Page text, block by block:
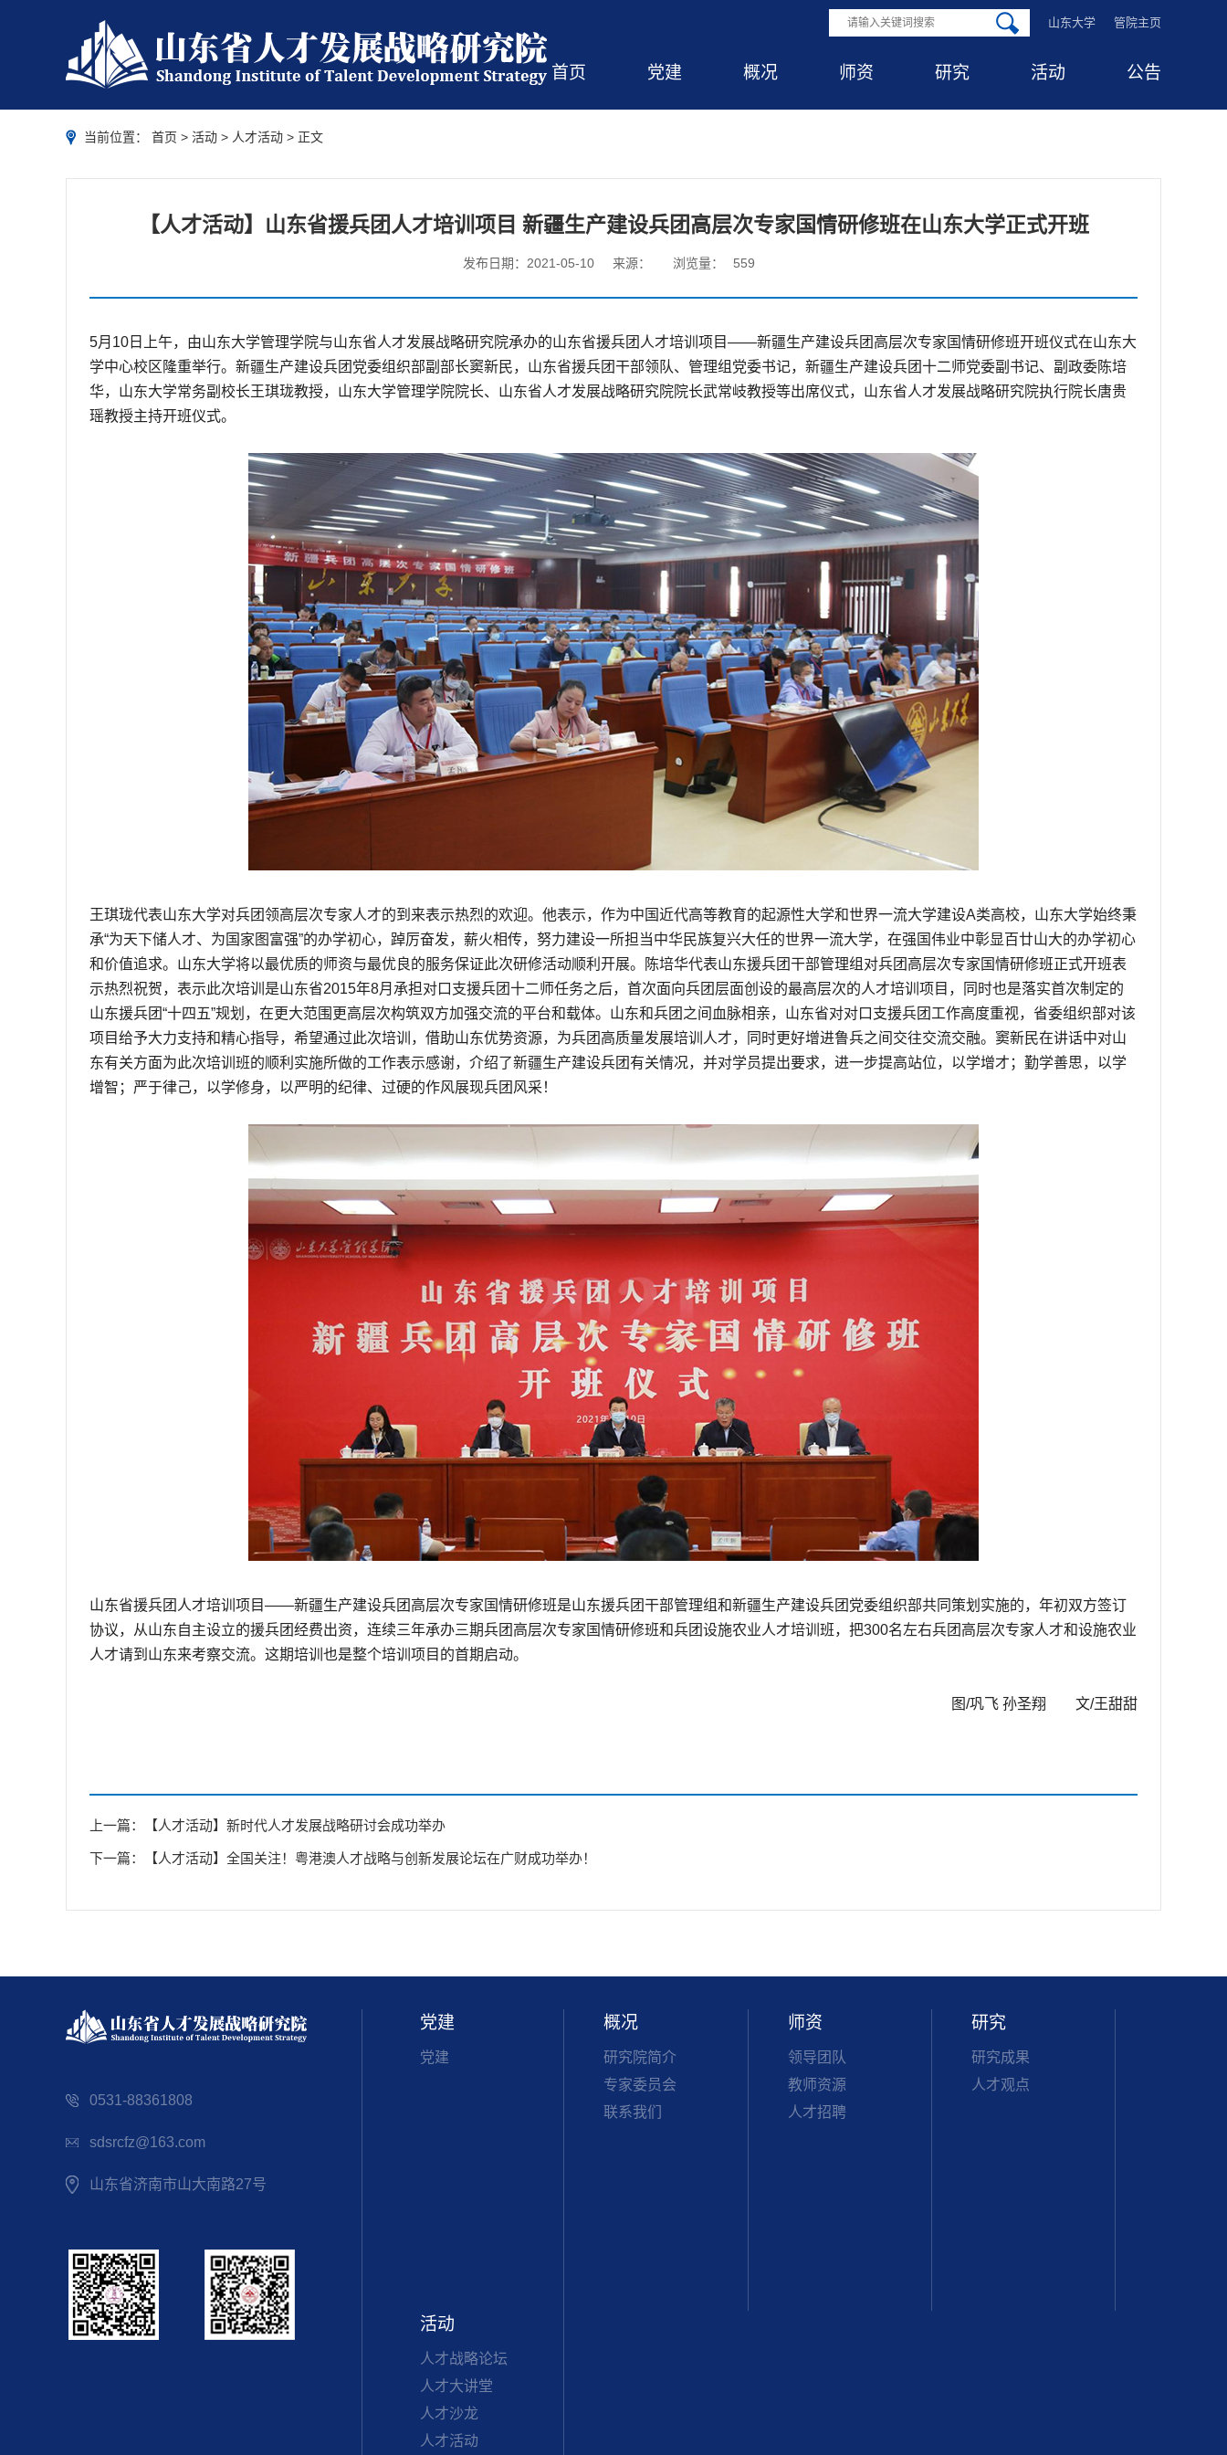
山东大学 管院主页
首页 党建 概况 师资 研究 活动 公告
当前位置： 首页 > 活动 > 人才活动 > 正文
【人才活动】山东省援兵团人才培训项目 新疆生产建设兵团高层次专家国情研修班在山东大学正式开班
发布日期：2021-05-10 来源： 浏览量： 559
5月10日上午，由山东大学管理学院与山东省人才发展战略研究院承办的山东省援兵团人才培训项目——新疆生产建设兵团高层次专家国情研修班开班仪式在山东大
学中心校区隆重举行。新疆生产建设兵团党委组织部副部长窦新民，山东省援兵团干部领队、管理组党委书记，新疆生产建设兵团十二师党委副书记、副政委陈培
华，山东大学常务副校长王琪珑教授，山东大学管理学院院长、山东省人才发展战略研究院院长武常岐教授等出席仪式，山东省人才发展战略研究院执行院长唐贵
瑶教授主持开班仪式。
王琪珑代表山东大学对兵团领高层次专家人才的到来表示热烈的欢迎。他表示，作为中国近代高等教育的起源性大学和世界一流大学建设A类高校，山东大学始终秉
承“为天下储人才、为国家图富强”的办学初心，踔厉奋发，薪火相传，努力建设一所担当中华民族复兴大任的世界一流大学，在强国伟业中彰显百廿山大的办学初心
和价值追求。山东大学将以最优质的师资与最优良的服务保证此次研修活动顺利开展。陈培华代表山东援兵团干部管理组对兵团高层次专家国情研修班正式开班表
示热烈祝贺，表示此次培训是山东省2015年8月承担对口支援兵团十二师任务之后，首次面向兵团层面创设的最高层次的人才培训项目，同时也是落实首次制定的
山东援兵团“十四五”规划，在更大范围更高层次构筑双方加强交流的平台和载体。山东和兵团之间血脉相亲，山东省对对口支援兵团工作高度重视，省委组织部对该
项目给予大力支持和精心指导，希望通过此次培训，借助山东优势资源，为兵团高质量发展培训人才，同时更好增进鲁兵之间交往交流交融。窦新民在讲话中对山
东有关方面为此次培训班的顺利实施所做的工作表示感谢，介绍了新疆生产建设兵团有关情况，并对学员提出要求，进一步提高站位，以学增才；勤学善思，以学
增智；严于律己，以学修身，以严明的纪律、过硬的作风展现兵团风采！
山东省援兵团人才培训项目——新疆生产建设兵团高层次专家国情研修班是山东援兵团干部管理组和新疆生产建设兵团党委组织部共同策划实施的，年初双方签订
协议，从山东自主设立的援兵团经费出资，连续三年承办三期兵团高层次专家国情研修班和兵团设施农业人才培训班，把300名左右兵团高层次专家人才和设施农业
人才请到山东来考察交流。这期培训也是整个培训项目的首期启动。
图/巩飞 孙圣翔 文/王甜甜
上一篇：【人才活动】新时代人才发展战略研讨会成功举办
下一篇：【人才活动】全国关注！粤港澳人才战略与创新发展论坛在广财成功举办！
党建
党建
概况
研究院简介
专家委员会
联系我们
师资
领导团队
教师资源
人才招聘
研究
研究成果
人才观点
活动
人才战略论坛
人才大讲堂
人才沙龙
人才活动
0531-88361808
sdsrcfz@163.com
山东省济南市山大南路27号